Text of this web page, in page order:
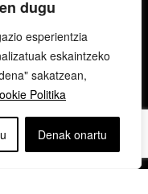
dugu
esperientzia
eskaintzeko
sakatzean,
Politika
Denak onartu